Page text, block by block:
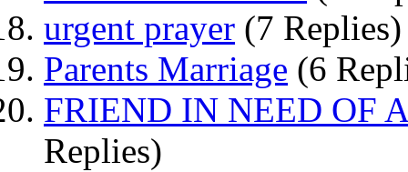
urgent prayer (7 Replies)
Parents Marriage (6
FRIEND IN NEED OF
Replies)